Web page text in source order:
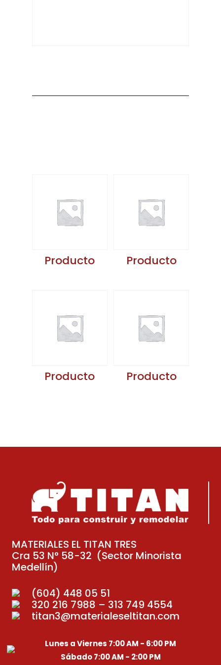
Producto Producto
Producto Producto
MATERIALES EL TITAN TRES
Cra 53 N° 58-32 (Sector Minorista
Medellín)
(604) 448 05 51
320 216 7988 – 313 749 4554
titan3@materialeseltitan.com
Lunes a Viernes 7:00 AM - 6:00 PM
Sábado 7:00 AM - 2:00 PM